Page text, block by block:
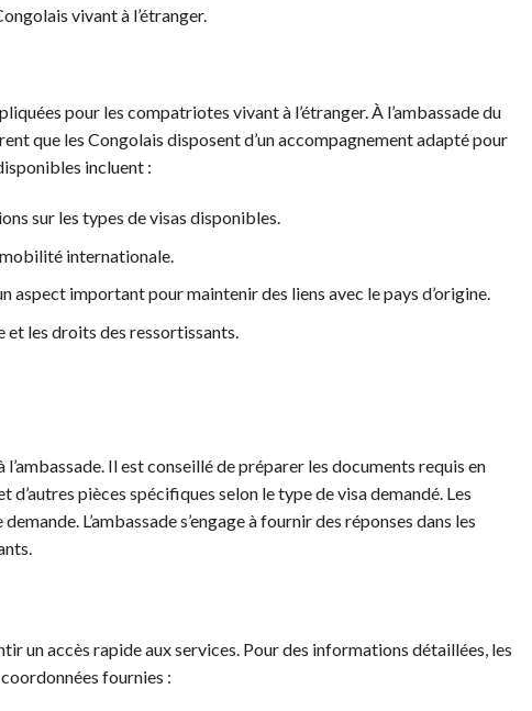
vivant à l’étranger.
pour les compatriotes vivant à l’étranger. À l’ambassade du
que les Congolais disposent d’un accompagnement adapté pour
incluent :
sur les types de visas disponibles.
mobilité internationale.
aspect important pour maintenir des liens avec le pays d’origine.
et les droits des ressortissants.
Il est conseillé de préparer les documents requis en
pièces spécifiques selon le type de visa demandé. Les
L’ambassade s’engage à fournir des réponses dans les
un accès rapide aux services. Pour des informations détaillées, les
fournies :